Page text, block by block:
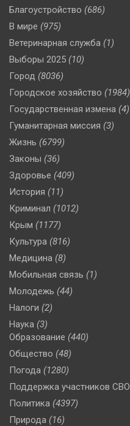
Благоустройство (686)
В мире (975)
Ветеринарная служба (1)
Выборы 2025 (10)
Город (8036)
Городское хозяйство (1984)
Государственная измена (4)
Гуманитарная миссия (3)
Жизнь (6799)
Законы (36)
Здоровье (409)
История (11)
Криминал (1012)
Крым (1177)
Культура (816)
Медицина (8)
Мобильная связь (1)
Молодежь (44)
Налоги (2)
Наука (3)
Образование (440)
Общество (48)
Погода (1280)
Поддержка участников СВО
Политика (4397)
Природа (16)